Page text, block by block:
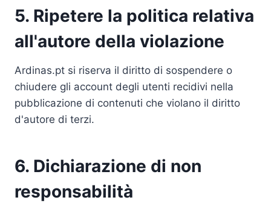
5. Ripetere la politica relativa
all'autore della violazione
Ardinas.pt si riserva il diritto di sospendere o
chiudere gli account degli utenti recidivi nella
pubblicazione di contenuti che violano il diritto
d'autore di terzi.
6. Dichiarazione di non
responsabilità